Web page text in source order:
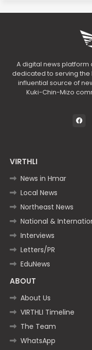
A digital news
dedicated to serving the
influential source of
Kuki-Chin-Mizo
VIRTHLI
News in Hmar
Local News
Northeast News
National &
Interviews
Letters/PR
EduNews
ABOUT
About Us
VIRTHLI Timeline
The Team
WhatsApp